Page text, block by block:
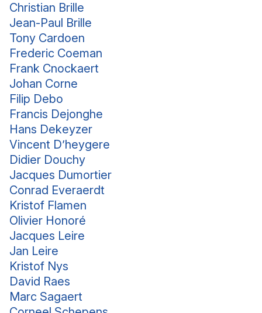
Christian Brille
Jean-Paul Brille
Tony Cardoen
Frederic Coeman
Frank Cnockaert
Johan Corne
Filip Debo
Francis Dejonghe
Hans Dekeyzer
Vincent D’heygere
Didier Douchy
Jacques Dumortier
Conrad Everaerdt
Kristof Flamen
Olivier Honoré
Jacques Leire
Jan Leire
Kristof Nys
David Raes
Marc Sagaert